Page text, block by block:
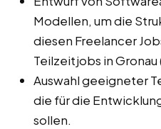
Modellen, um die
diesen Freelancer
Teilzeitjobs in
Auswahl geeigneter
die für die
sollen.